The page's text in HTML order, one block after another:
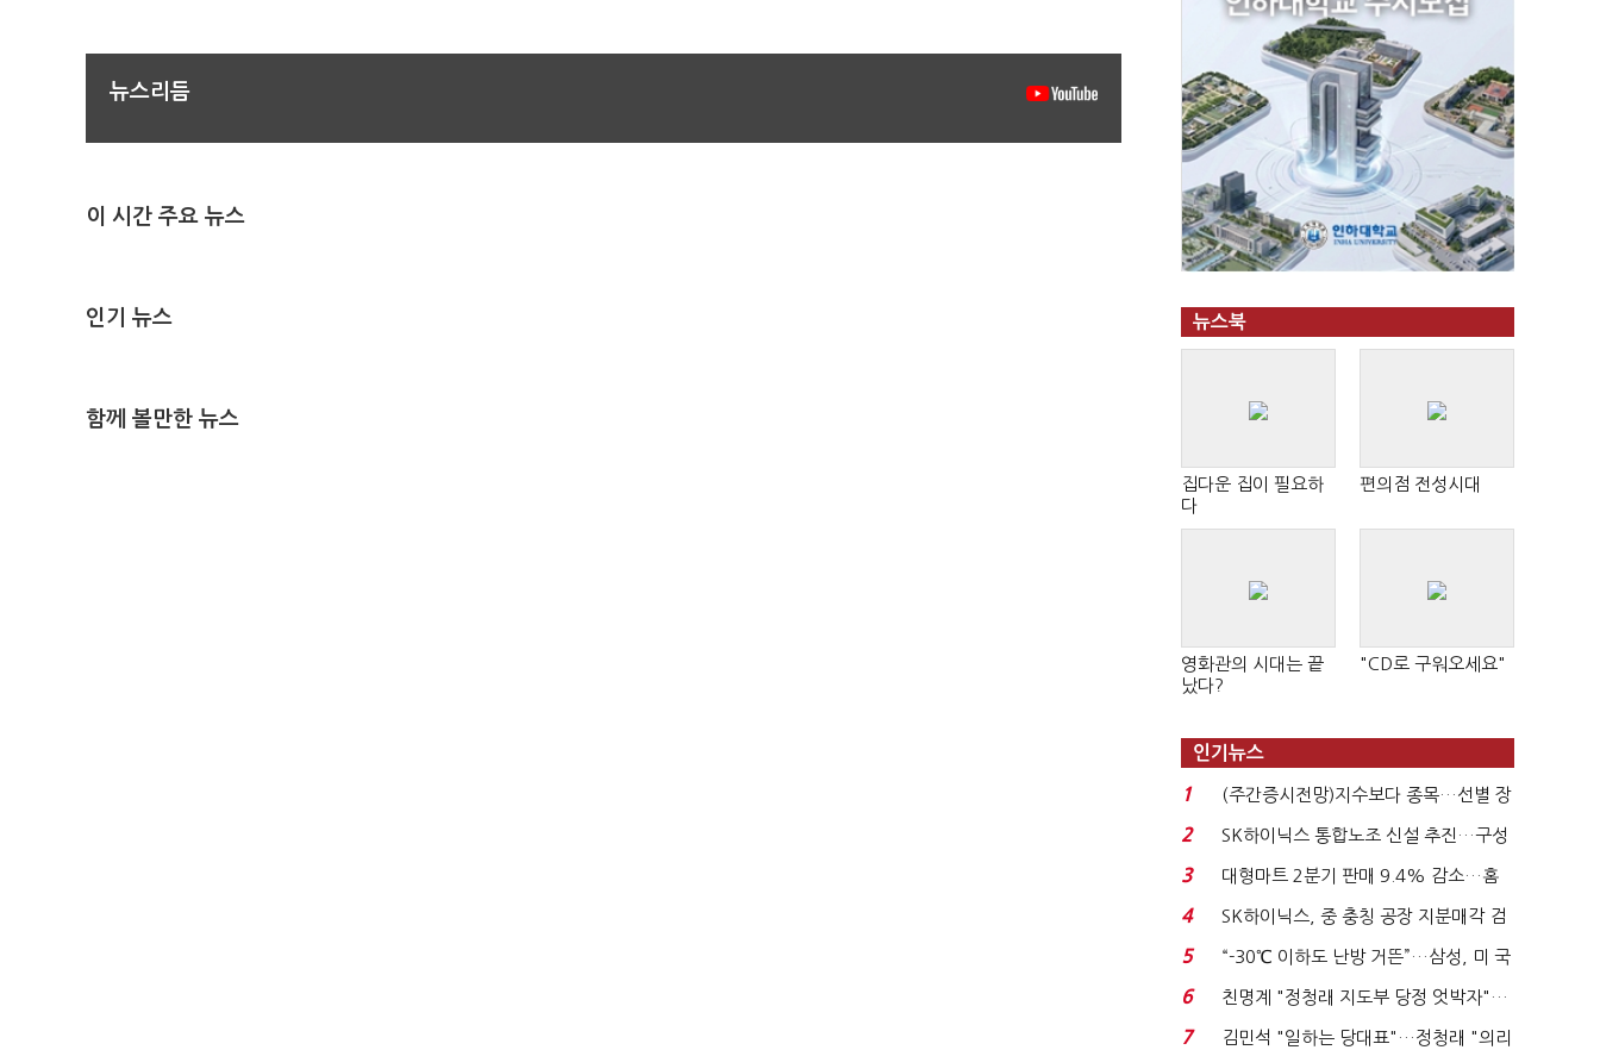
뉴스리듬
이 시간 주요 뉴스
인기 뉴스
함께 볼만한 뉴스
뉴스북
집다운 집이 필요하
다
편의점 전성시대
영화관의 시대는 끝
났다?
"CD로 구워오세요"
인기뉴스
1
(주간증시전망)지수보다 종목…선별 장
세 이어진다...
2
SK하이닉스 통합노조 신설 추진…구성
원간 성과급 불...
3
대형마트 2분기 판매 9.4% 감소…홈
플러스 사태 여파...
4
SK하이닉스, 중 충칭 공장 지분매각 검
토?…“확정된 바...
5
“-30℃ 이하도 난방 거뜬”…삼성, 미 국
립연구소와 개...
6
친명계 "정청래 지도부 당정 엇박자"…
친청계 "신천지 오...
7 김민석 "일하는 당대표"…정청래 "의리